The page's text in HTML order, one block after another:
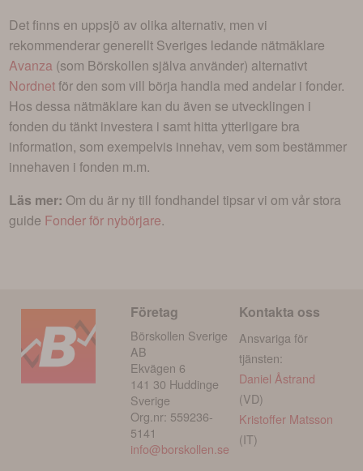
Det finns en uppsjö av olika alternativ, men vi
rekommenderar generellt Sveriges ledande nätmäklare
Avanza (som Börskollen själva använder) alternativt
Nordnetför den som vill börja handla med andelar ifonder.
Hos dessa nätmäklare kan du även se utvecklingen i
fonden du tänkt investera i samt hitta ytterligare bra
information, som exempelvis innehav, vem som bestämmer
innehaven i fonden m.m.
Läs mer: Om du är ny till fondhandel tipsar vi om vår stora
guide Fonder för nybörjare.
Företag
Börskollen Sverige
AB
Ekvägen 6
141 30 Huddinge
Sverige
Org.nr: 559236-
5141
info@borskollen.se
Kontakta oss
Ansvariga för
tjänsten:
Daniel Åstrand
(VD)
Kristoffer Matsson
(IT)